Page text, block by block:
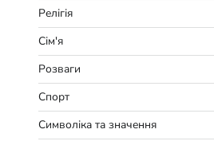
Релігія
Сім'я
Розваги
Спорт
Символіка та значення